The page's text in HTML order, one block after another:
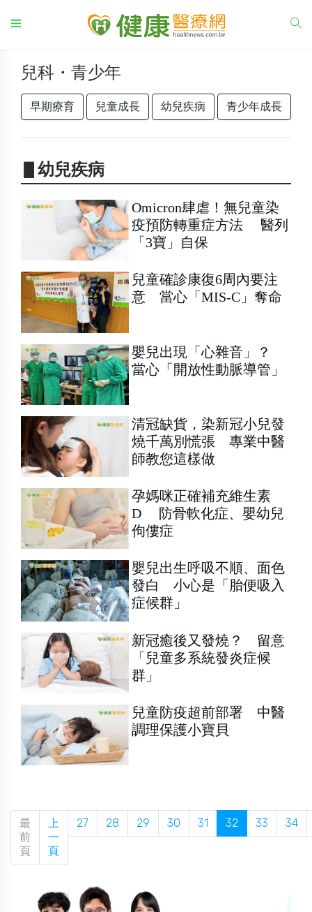
兒科・青少年
早期療育 兒童成長 幼兒疾病 青少年成長
▋幼兒疾病
Omicron肆虐！無兒童染
疫預防轉重症方法 醫列
「3寶」自保
兒童確診康復6周內要注
意 當心「MIS-C」奪命
嬰兒出現「心雜音」？
當心「開放性動脈導管」
清冠缺貨，染新冠小兒發
燒千萬別慌張 專業中醫
師教您這樣做
孕媽咪正確補充維生素
D 防骨軟化症、嬰幼兒
佝僂症
嬰兒出生呼吸不順、面色
發白 小心是「胎便吸入
症候群」
新冠癒後又發燒？ 留意
「兒童多系統發炎症候
群」
兒童防疫超前部署 中醫
調理保護小寶貝
最
前
頁
上
一
頁
27 28 29 30 31 32 33 34